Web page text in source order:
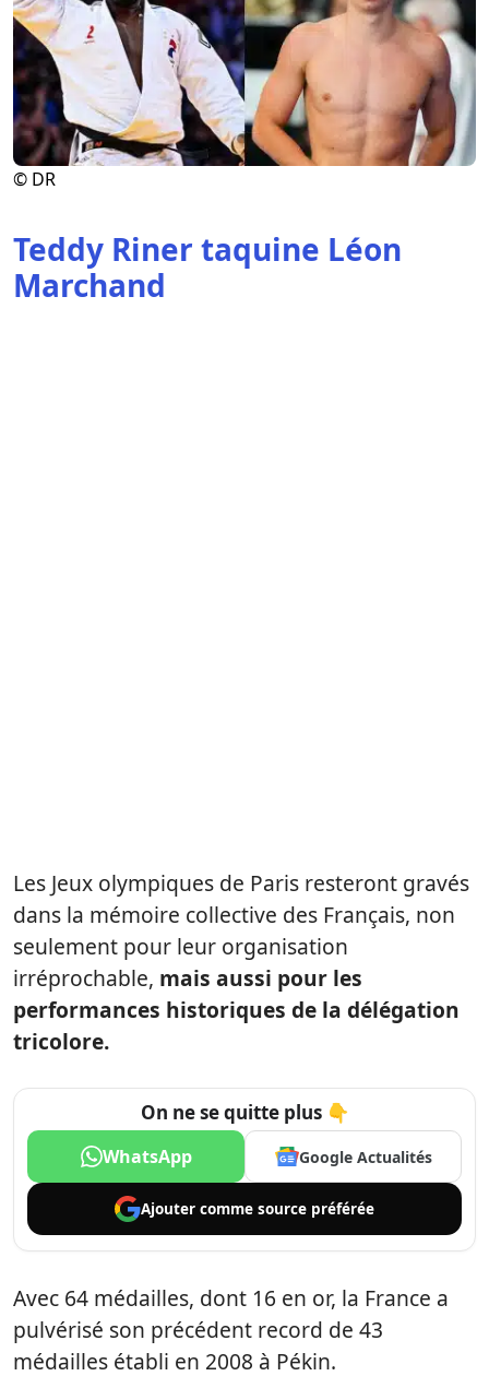
© DR
Teddy Riner taquine Léon
Marchand
Les Jeux olympiques de Paris resteront gravés
dans la mémoire collective des Français, non
seulement pour leur organisation
irréprochable, mais aussi pour les
performances historiques de la délégation
tricolore.
On ne se quitte plus 👇
WhatsApp Google Actualités
Ajouter comme source préférée
Avec 64 médailles, dont 16 en or, la France a
pulvérisé son précédent record de 43
médailles établi en 2008 à Pékin.